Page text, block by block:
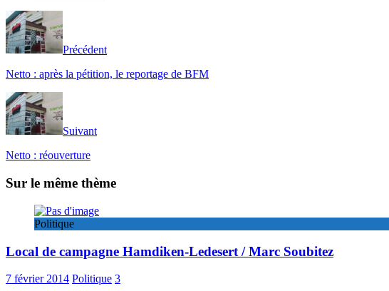
Précédent
Netto : après la pétition, le reportage de BFM
Suivant
Netto : réouverture
Sur le même thème
Politique
Local de campagne Hamdiken-Ledesert / Marc Soubitez
7 février 2014 Politique 3